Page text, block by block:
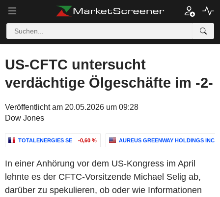
US-CFTC untersucht
verdächtige Ölgeschäfte im -2-
Veröffentlicht am 20.05.2026 um 09:28
Dow Jones
TOTALENERGIES SE -0,60 % AUREUS GREENWAY HOLDINGS INC.
In einer Anhörung vor dem US-Kongress im April
lehnte es der CFTC-Vorsitzende Michael Selig ab,
darüber zu spekulieren, ob oder wie Informationen